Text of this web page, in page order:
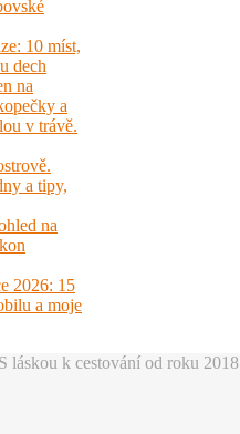
10 míst,
dech
a tipy,
2026: 15
a moje
láskou k cestování od roku 2018